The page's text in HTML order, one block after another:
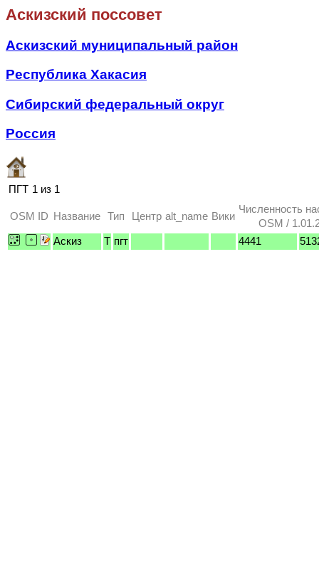
Аскизский поссовет
Аскизский муниципальный район
Республика Хакасия
Сибирский федеральный округ
Россия
ПГТ 1 из 1
OSM ID Название Тип Центр alt_name Вики
Численность
OSM /
Аскиз
T пгт 4441